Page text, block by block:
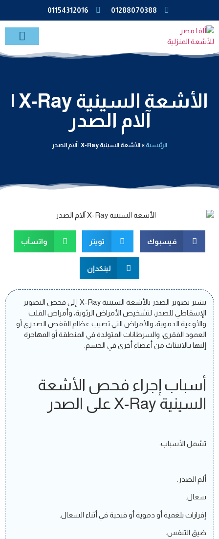
01288070388
01154312016
الأشعة السينية X-Ray |
آلام الصدر
الرئيسية » الأشعة السينية X-Ray | آلام الصدر
فيسبوك تويتر واتسآب
لينكدإن
يشير تصوير الصدر بالأشعة السينية X-Ray إلى فحص التصوير
الإسقاطي للصدر، لتشخيص الأمراض الرئوية، وأمراض القلب
والأوعية الدموية، والأمراض التي تصيب عظام القفص الصدري أو
العمود الفقري، والسرطانات المتولدة في المنطقة أو المهاجرة
إليها بـالانبثاث من أعضاء أخرى في الجسم.
أسباب إجراء فحص الأشعة
السينية X-Ray على الصدر
تشمل الأسباب:
ألم الصدر.
سعال.
إفرازات بلغمية أو دموية أو قيحية في أثناء السعال.
ضيق التنفس.